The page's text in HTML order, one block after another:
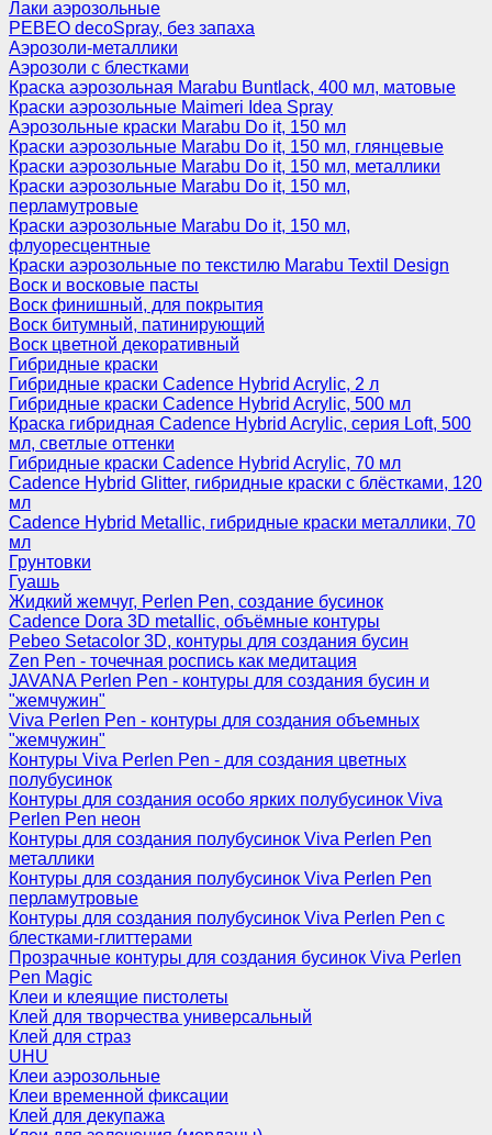
Лаки аэрозольные
PEBEO decoSpray, без запаха
Аэрозоли-металлики
Аэрозоли с блестками
Краска аэрозольная Marabu Buntlack, 400 мл, матовые
Краски аэрозольные Maimeri Idea Spray
Аэрозольные краски Marabu Do it, 150 мл
Краски аэрозольные Marabu Do it, 150 мл, глянцевые
Краски аэрозольные Marabu Do it, 150 мл, металлики
Краски аэрозольные Marabu Do it, 150 мл,
перламутровые
Краски аэрозольные Marabu Do it, 150 мл,
флуоресцентные
Краски аэрозольные по текстилю Marabu Textil Design
Воск и восковые пасты
Воск финишный, для покрытия
Воск битумный, патинирующий
Воск цветной декоративный
Гибридные краски
Гибридные краски Cadence Hybrid Acrylic, 2 л
Гибридные краски Cadence Hybrid Acrylic, 500 мл
Краска гибридная Cadence Hybrid Acrylic, серия Loft, 500
мл, светлые оттенки
Гибридные краски Cadence Hybrid Acrylic, 70 мл
Cadence Hybrid Glitter, гибридные краски с блёстками, 120
мл
Cadence Hybrid Metallic, гибридные краски металлики, 70
мл
Грунтовки
Гуашь
Жидкий жемчуг, Perlen Pen, создание бусинок
Cadence Dora 3D metallic, объёмные контуры
Pebeo Setacolor 3D, контуры для создания бусин
Zen Pen - точечная роспись как медитация
JAVANA Perlen Pen - контуры для создания бусин и
"жемчужин"
Viva Perlen Pen - контуры для создания объемных
"жемчужин"
Контуры Viva Perlen Pen - для создания цветных
полубусинок
Контуры для создания особо ярких полубусинок Viva
Perlen Pen неон
Контуры для создания полубусинок Viva Perlen Pen
металлики
Контуры для создания полубусинок Viva Perlen Pen
перламутровые
Контуры для создания полубусинок Viva Perlen Pen с
блестками-глиттерами
Прозрачные контуры для создания бусинок Viva Perlen
Pen Magic
Клеи и клеящие пистолеты
Клей для творчества универсальный
Клей для страз
UHU
Клеи аэрозольные
Клеи временной фиксации
Клей для декупажа